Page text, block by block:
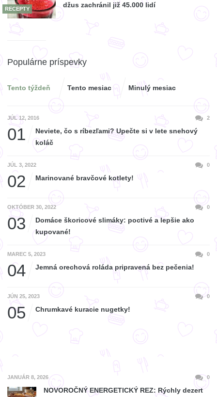
RECEPTY
džus zachránil již 45.000 lidí
Populárne príspevky
Tento týždeň Tento mesiac Minulý mesiac
JÚL 12, 2016 2
01
Neviete, čo s ríbezľami? Upečte si v lete snehový
koláč
JÚL 3, 2022 0
02 Marinované bravčové kotlety!
OKTÓBER 30, 2022 0
03
Domáce škoricové slimáky: poctivé a lepšie ako
kupované!
MAREC 5, 2023 0
04 Jemná orechová roláda pripravená bez pečenia!
JÚN 25, 2023 0
05 Chrumkavé kuracie nugetky!
JANUÁR 8, 2026 0
NOVOROČNÝ ENERGETICKÝ REZ: Rýchly dezert